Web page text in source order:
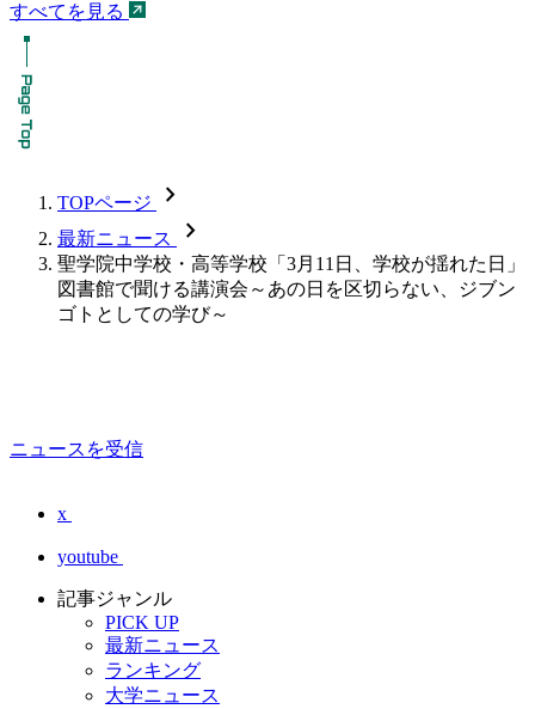
すべてを見る
TOPページ chevron_forward
最新ニュース chevron_forward
聖学院中学校・高等学校「3月11日、学校が揺れた日」
図書館で聞ける講演会～あの日を区切らない、ジブン
ゴトとしての学び～
ニュースを受信
x
youtube
記事ジャンル
PICK UP
最新ニュース
ランキング
大学ニュース